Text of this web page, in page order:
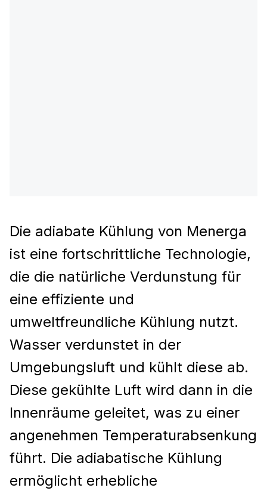
Die adiabate Kühlung von Menerga
ist eine fortschrittliche Technologie,
die die natürliche Verdunstung für
eine effiziente und
umweltfreundliche Kühlung nutzt.
Wasser verdunstet in der
Umgebungsluft und kühlt diese ab.
Diese gekühlte Luft wird dann in die
Innenräume geleitet, was zu einer
angenehmen Temperaturabsenkung
führt. Die adiabatische Kühlung
ermöglicht erhebliche